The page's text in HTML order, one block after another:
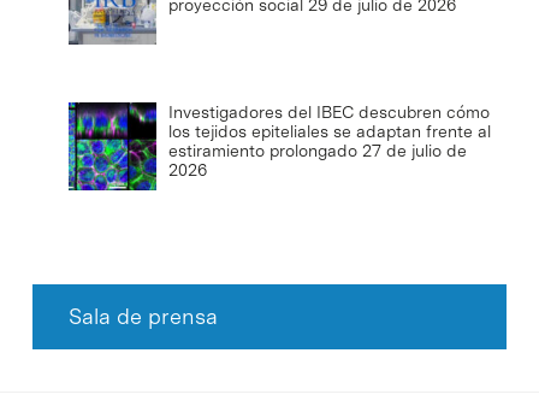
proyección social 29 de julio de 2026
Investigadores del IBEC descubren cómo
los tejidos epiteliales se adaptan frente al
estiramiento prolongado 27 de julio de
2026
Sala de prensa